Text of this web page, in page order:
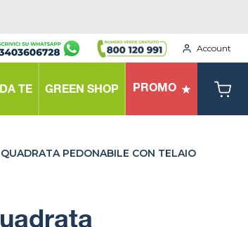
Account
TE GREEN SHOP PROMO
PEDONABILE CON TELAIO